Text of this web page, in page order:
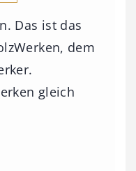
Das ist das
dem
gleich